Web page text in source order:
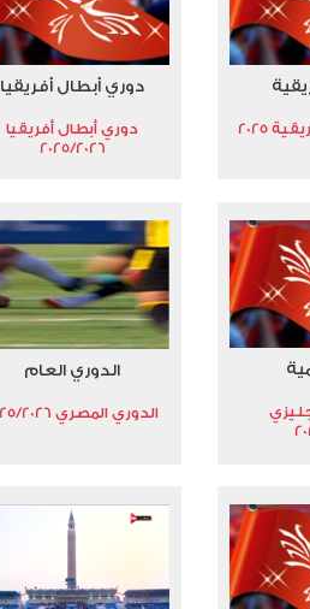
2025
دوري أبطال أفريقيا
دوري أبطال أفريقيا
2025/2026
الدوري العام
الدوري المصري 2025/2026